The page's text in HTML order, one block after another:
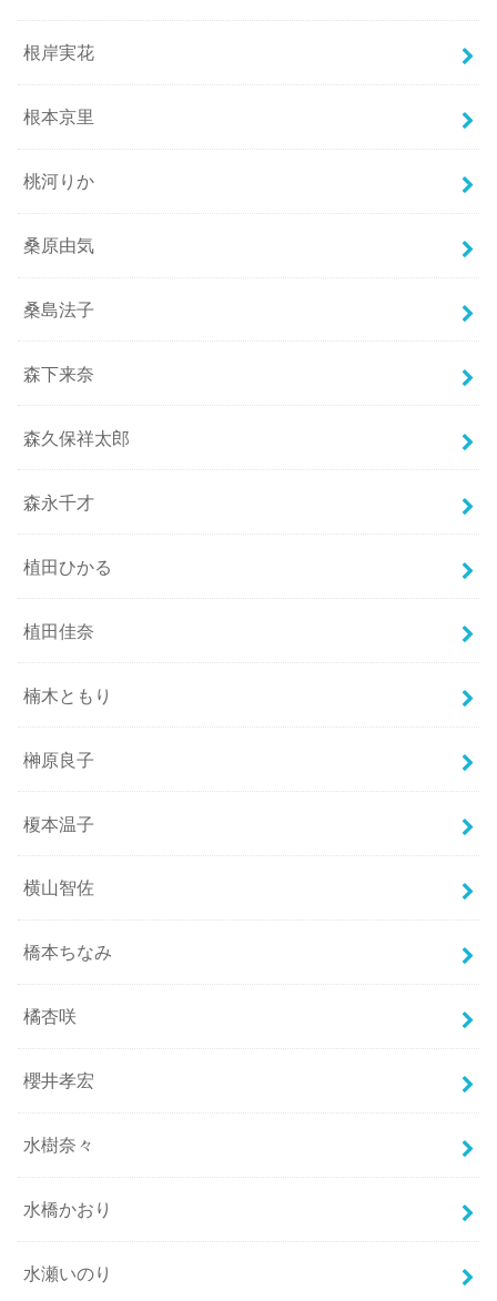
根岸実花
根本京里
桃河りか
桑原由気
桑島法子
森下来奈
森久保祥太郎
森永千才
植田ひかる
植田佳奈
楠木ともり
榊原良子
榎本温子
横山智佐
橋本ちなみ
橘杏咲
櫻井孝宏
水樹奈々
水橋かおり
水瀬いのり